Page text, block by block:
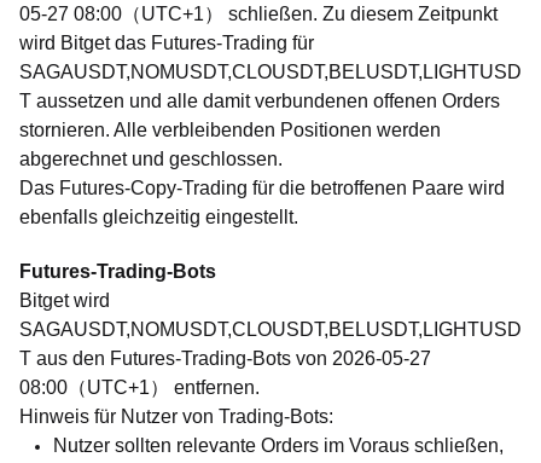
05-27 08:00（UTC+1） schließen. Zu diesem Zeitpunkt
wird Bitget das Futures-Trading für
SAGAUSDT,NOMUSDT,CLOUSDT,BELUSDT,LIGHTUSD
T aussetzen und alle damit verbundenen offenen Orders
stornieren. Alle verbleibenden Positionen werden
abgerechnet und geschlossen.
Das Futures-Copy-Trading für die betroffenen Paare wird
ebenfalls gleichzeitig eingestellt.
Futures-Trading-Bots
Bitget wird
SAGAUSDT,NOMUSDT,CLOUSDT,BELUSDT,LIGHTUSD
T aus den Futures-Trading-Bots von 2026-05-27
08:00（UTC+1） entfernen.
Hinweis für Nutzer von Trading-Bots:
Nutzer sollten relevante Orders im Voraus schließen,